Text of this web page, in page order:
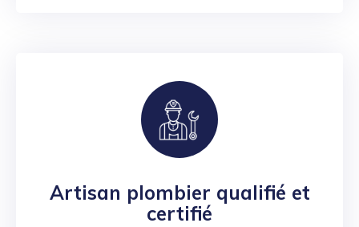
Artisan plombier qualifié et
certifié